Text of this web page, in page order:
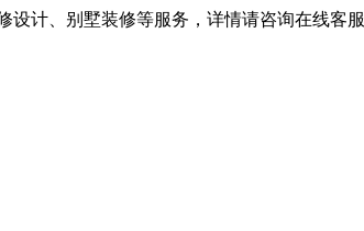
设计、别墅装修等服务，详情请咨询在线客服